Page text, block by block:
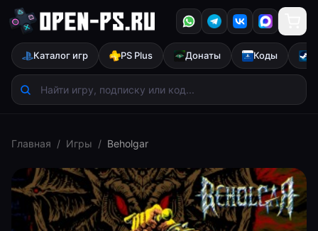
Каталог игр PS Plus Донаты Коды
Главная / Игры / Beholgar